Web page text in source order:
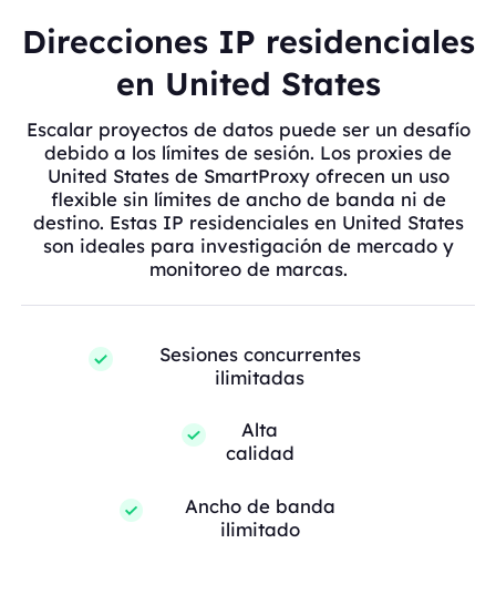
Direcciones IP residenciales
en United States
Escalar proyectos de datos puede ser un desafío
debido a los límites de sesión. Los proxies de
United States de SmartProxy ofrecen un uso
flexible sin límites de ancho de banda ni de
destino. Estas IP residenciales en United States
son ideales para investigación de mercado y
monitoreo de marcas.
Sesiones concurrentes
ilimitadas
Alta
calidad
Ancho de banda
ilimitado